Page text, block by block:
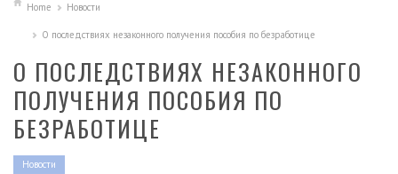
Home Новости
О последствиях незаконного получения пособия по безработице
О ПОСЛЕДСТВИЯХ НЕЗАКОННОГО
ПОЛУЧЕНИЯ ПОСОБИЯ ПО
БЕЗРАБОТИЦЕ
Новости